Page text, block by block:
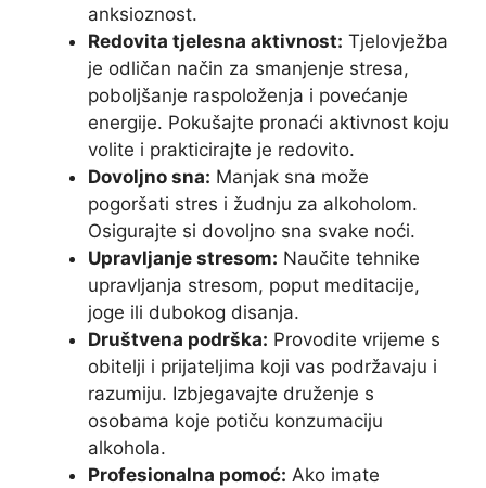
anksioznost.
Redovita tjelesna aktivnost: Tjelovježba
je odličan način za smanjenje stresa,
poboljšanje raspoloženja i povećanje
energije. Pokušajte pronaći aktivnost koju
volite i prakticirajte je redovito.
Dovoljno sna: Manjak sna može
pogoršati stres i žudnju za alkoholom.
Osigurajte si dovoljno sna svake noći.
Upravljanje stresom: Naučite tehnike
upravljanja stresom, poput meditacije,
joge ili dubokog disanja.
Društvena podrška: Provodite vrijeme s
obitelji i prijateljima koji vas podržavaju i
razumiju. Izbjegavajte druženje s
osobama koje potiču konzumaciju
alkohola.
Profesionalna pomoć: Ako imate